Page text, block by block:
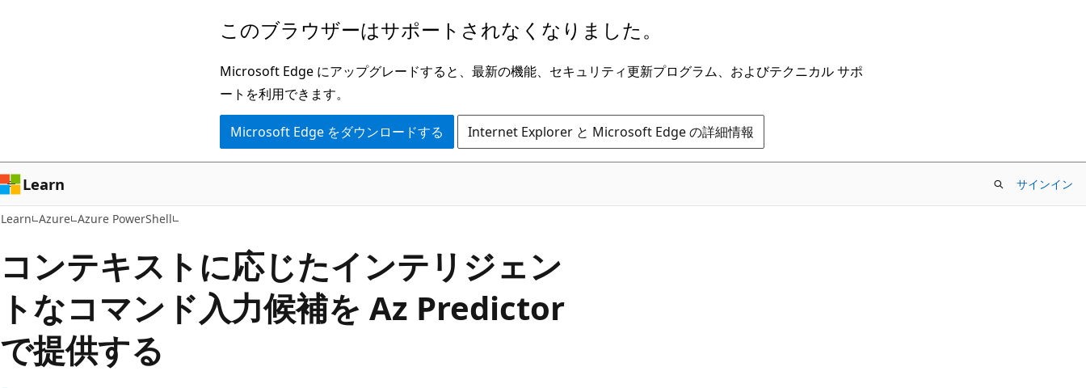
ン
ツ
に
ス
ッ
プ
このブラウザーはサポートされなくなりました。
Microsoft Edge にアップグレードすると、最新の機能、セキュリティ更新プログラム、およびテクニカル サポ
ートを利用できます。
Microsoft Edge をダウンロードする Internet Explorer と Microsoft Edge の詳細情報
Learn サインイン
Learn Azure Azure PowerShell
コンテキストに応じたインテリジェン
トなコマンド入力候補を Az Predictor
で提供する